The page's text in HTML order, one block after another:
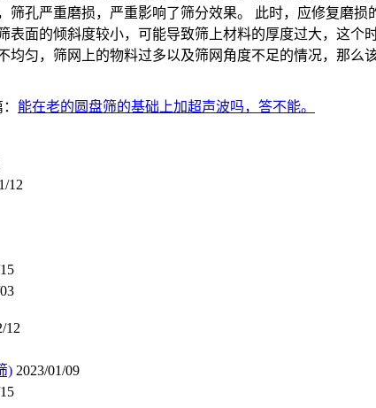
孔严重磨损，严重影响了筛分效果。 此时，应修复磨损
面的倾斜度较小，可能导致筛上材料的厚度过大，这
匀，筛网上的物料过多以及筛网角度不足的情况，那么
能在老的圆盘筛的基础上加超声波吗，答不能。
12
12
) 2023/01/09